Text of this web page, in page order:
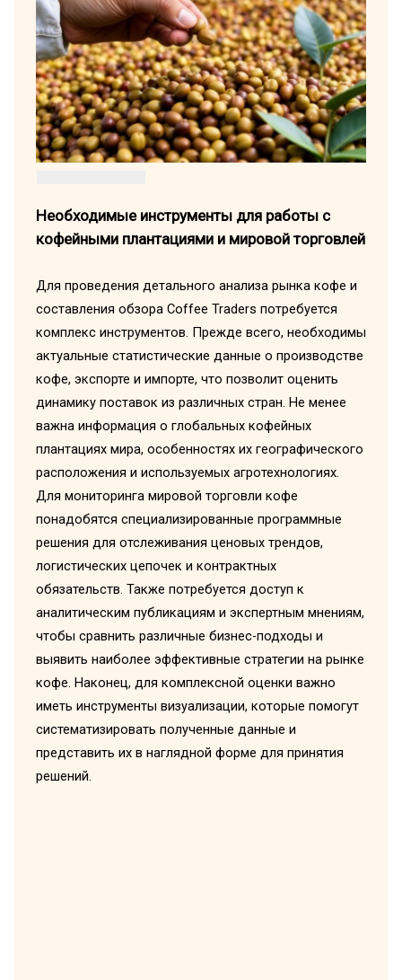
Необходимые инструменты для работы с
кофейными плантациями и мировой торговлей
Для проведения детального анализа рынка кофе и
составления обзора Coffee Traders потребуется
комплекс инструментов. Прежде всего, необходимы
актуальные статистические данные о производстве
кофе, экспорте и импорте, что позволит оценить
динамику поставок из различных стран. Не менее
важна информация о глобальных кофейных
плантациях мира, особенностях их географического
расположения и используемых агротехнологиях.
Для мониторинга мировой торговли кофе
понадобятся специализированные программные
решения для отслеживания ценовых трендов,
логистических цепочек и контрактных
обязательств. Также потребуется доступ к
аналитическим публикациям и экспертным мнениям,
чтобы сравнить различные бизнес-подходы и
выявить наиболее эффективные стратегии на рынке
кофе. Наконец, для комплексной оценки важно
иметь инструменты визуализации, которые помогут
систематизировать полученные данные и
представить их в наглядной форме для принятия
решений.